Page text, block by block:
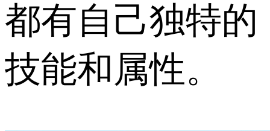
都有自己独特的
技能和属性。